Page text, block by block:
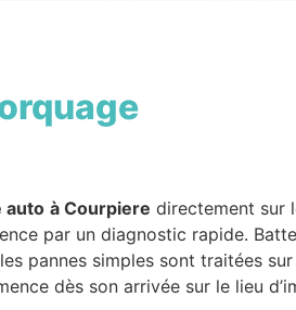
auto à Courpiere directement sur
par un diagnostic rapide.
pannes simples sont traitées
dès son arrivée sur le lieu